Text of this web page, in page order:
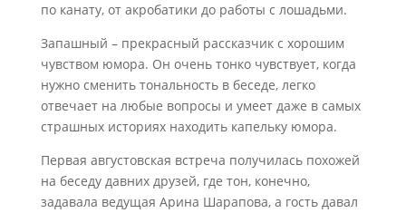
по канату, от акробатики до работы с лошадьми.
Запашный – прекрасный рассказчик с хорошим
чувством юмора. Он очень тонко чувствует, когда
нужно сменить тональность в беседе, легко
отвечает на любые вопросы и умеет даже в самых
страшных историях находить капельку юмора.
Первая августовская встреча получилась похожей
на беседу давних друзей, где тон, конечно,
задавала ведущая Арина Шарапова, а гость давал